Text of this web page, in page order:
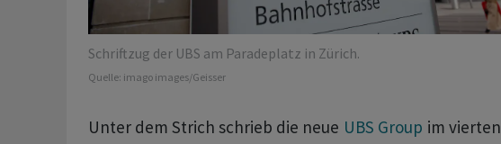
Schriftzug der UBS am Paradeplatz in Zürich.
Quelle: imago images/Geisser
Unter dem Strich schrieb die neue UBS Group im vierten